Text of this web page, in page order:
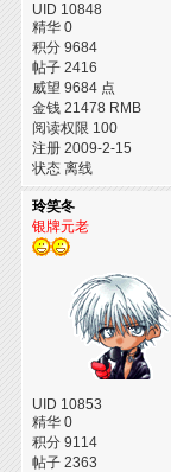
UID 10848
精华 0
积分 9684
帖子 2416
威望 9684 点
金钱 21478 RMB
阅读权限 100
注册 2009-2-15
状态 离线
玲笑冬
银牌元老
UID 10853
精华 0
积分 9114
帖子 2363